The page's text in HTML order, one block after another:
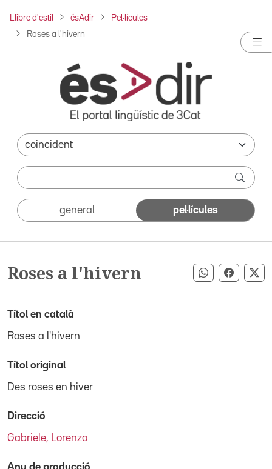
Llibre d'estil ésAdir Pel·lícules
Roses a l'hivern
general pel·lícules
Roses a l'hivern Compartir
Títol en català
Roses a l'hivern
Títol original
Des roses en hiver
Direcció
Gabriele, Lorenzo
Any de producció